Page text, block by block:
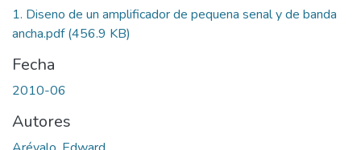
1. Diseno de un amplificador de pequena senal y de banda
ancha.pdf(456.9 KB)
Fecha
2010-06
Autores